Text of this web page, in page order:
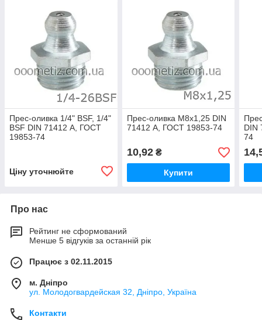
Прес-оливка 1/4" BSF, 1/4"
BSF DIN 71412 А, ГОСТ
19853-74
Ціну уточнюйте
Прес-оливка М8х1,25 DIN
71412 А, ГОСТ 19853-74
10,92₴
Купити
DIN
74
Про нас
Рейтинг не сформований
Менше 5 відгуків за останній рік
Працює з 02.11.2015
м. Дніпро
ул. Молодогвардейская 32, Дніпро, Україна
Контакти